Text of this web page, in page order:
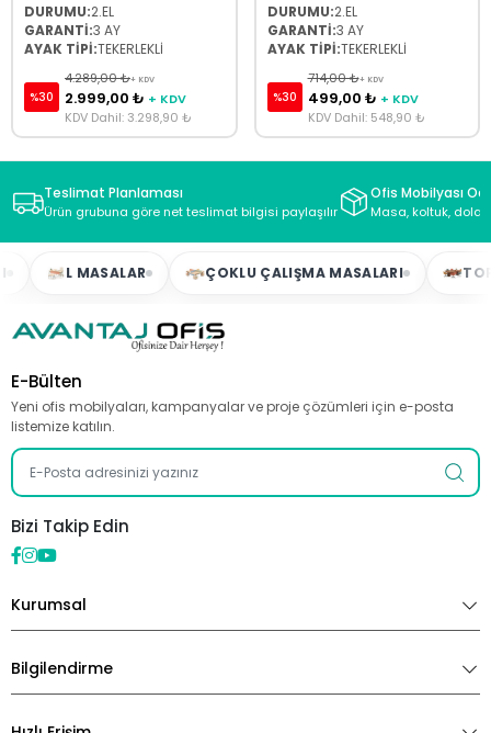
DURUMU:2.EL
GARANTİ:3 AY
AYAK TİPİ:TEKERLEKLİ
%30
4.289,00 ₺+ KDV
2.999,00 ₺ + KDV
KDV Dahil: 3.298,90 ₺
DURUMU:2.EL
GARANTİ:3 AY
AYAK TİPİ:TEKERLEKLİ
%30
714,00 ₺+ KDV
499,00 ₺ + KDV
KDV Dahil: 548,90 ₺
Teslimat Planlaması
Ürün grubuna göre net teslimat bilgisi paylaşılır
Ofis Mobilyası
Masa, koltuk,
L MASALAR ÇOKLU ÇALIŞMA MASALARI
E-Bülten
Yeni ofis mobilyaları, kampanyalar ve proje çözümleri için e-posta
listemize katılın.
Bizi Takip Edin
Kurumsal
Bilgilendirme